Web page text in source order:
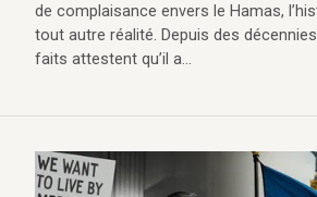
de complaisance envers le Hamas,
tout autre réalité. Depuis des
faits attestent qu’il a…